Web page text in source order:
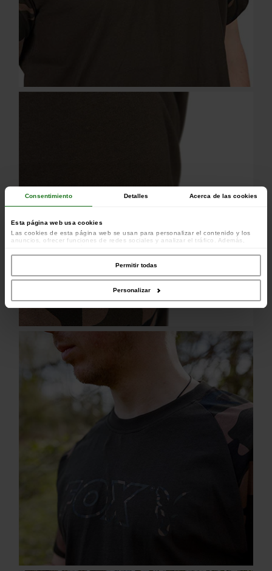
Consentimiento Detalles Acerca de las cookies
Esta página web usa cookies
Las cookies de esta página web se usan para personalizar el contenido y los
anuncios, ofrecer funciones de redes sociales y analizar el tráfico. Además,
colaboradores de redes sociales, publicidad y análisis web, quienes pueden
combinarla con otra información que les haya proporcionado o que hayan
recopilado a partir del uso que haya hecho de sus servicios.
Permitir todas
Personalizar